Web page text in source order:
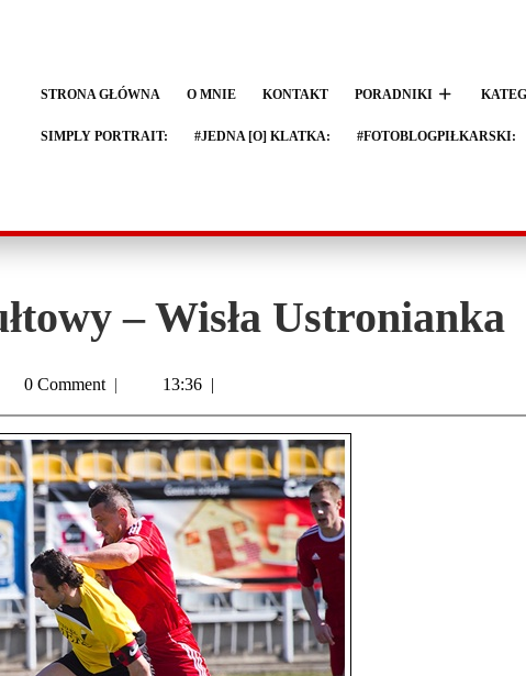
STRONA GŁÓWNA O MNIE KONTAKT PORADNIKI
SIMPLY PORTRAIT: #JEDNA [O] KLATKA: #FOTOBLOGPIŁKARSKI:
– Wisła Ustronianka
0 Comment | 13:36 |